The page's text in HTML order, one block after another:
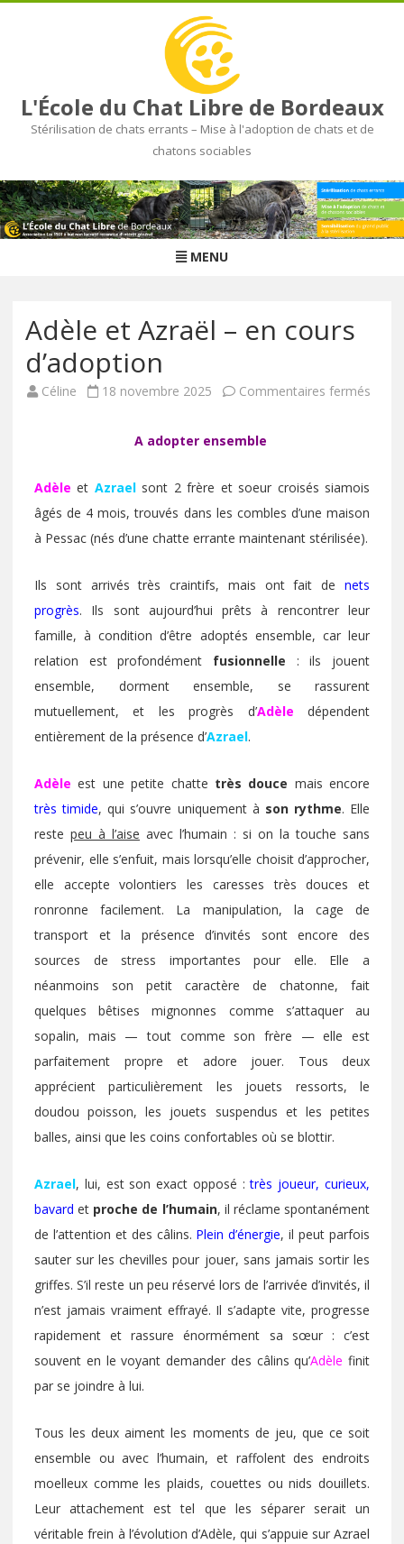
L'École du Chat Libre de Bordeaux
Stérilisation de chats errants – Mise à l'adoption de chats et de
chatons sociables
Skip
to
content
MENU
Adèle et Azraël – en cours
d’adoption
Céline 18 novembre 2025 Commentaires fermés
A adopter ensemble
Adèle et Azrael sont 2 frère et soeur croisés siamois
âgés de 4 mois, trouvés dans les combles d’une maison
à Pessac (nés d’une chatte errante maintenant stérilisée).
Ils sont arrivés très craintifs, mais ont fait de nets
progrès. Ils sont aujourd’hui prêts à rencontrer leur
famille, à condition d’être adoptés ensemble, car leur
relation est profondément fusionnelle : ils jouent
ensemble, dorment ensemble, se rassurent
mutuellement, et les progrès d’Adèle dépendent
entièrement de la présence d’Azrael.
Adèle est une petite chatte très douce mais encore
très timide, qui s’ouvre uniquement à son rythme. Elle
reste peu à l’aise avec l’humain : si on la touche sans
prévenir, elle s’enfuit, mais lorsqu’elle choisit d’approcher,
elle accepte volontiers les caresses très douces et
ronronne facilement. La manipulation, la cage de
transport et la présence d’invités sont encore des
sources de stress importantes pour elle. Elle a
néanmoins son petit caractère de chatonne, fait
quelques bêtises mignonnes comme s’attaquer au
sopalin, mais — tout comme son frère — elle est
parfaitement propre et adore jouer. Tous deux
apprécient particulièrement les jouets ressorts, le
doudou poisson, les jouets suspendus et les petites
balles, ainsi que les coins confortables où se blottir.
Azrael, lui, est son exact opposé :très joueur, curieux,
bavard et proche de l’humain, il réclame spontanément
de l’attention et des câlins. Plein d’énergie, il peut parfois
sauter sur les chevilles pour jouer, sans jamais sortir les
griffes. S’il reste un peu réservé lors de l’arrivée d’invités, il
n’est jamais vraiment effrayé. Il s’adapte vite, progresse
rapidement et rassure énormément sa sœur : c’est
souvent en le voyant demander des câlins qu’Adèle finit
par se joindre à lui.
Tous les deux aiment les moments de jeu, que ce soit
ensemble ou avec l’humain, et raffolent des endroits
moelleux comme les plaids, couettes ou nids douillets.
Leur attachement est tel que les séparer serait un
véritable frein à l’évolution d’Adèle, qui s’appuie sur Azrael